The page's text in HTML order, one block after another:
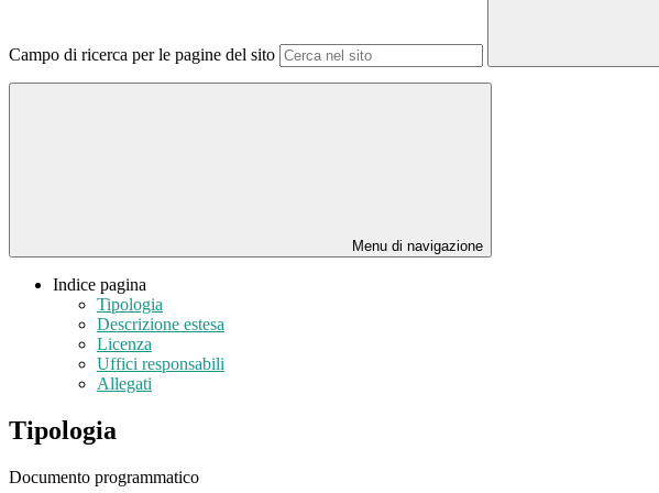
Campo di ricerca per le pagine del sito
Menu di navigazione
Indice pagina
Tipologia
Descrizione estesa
Licenza
Uffici responsabili
Allegati
Tipologia
Documento programmatico